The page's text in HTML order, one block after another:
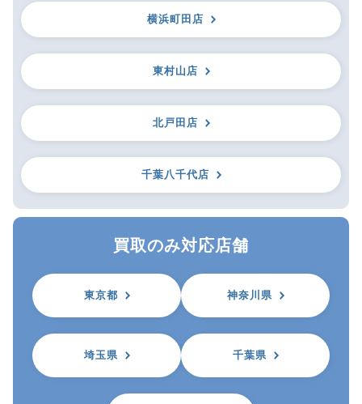
横浜町田店
東村山店
北戸田店
千葉八千代店
買取のみ対応店舗
東京都 神奈川県
埼玉県 千葉県